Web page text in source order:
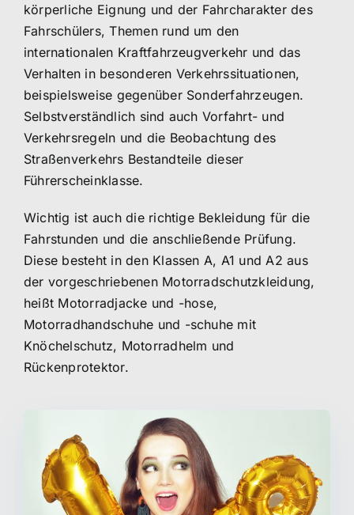
körperliche Eignung und der Fahrcharakter des
Fahrschülers, Themen rund um den
internationalen Kraftfahrzeugverkehr und das
Verhalten in besonderen Verkehrssituationen,
beispielsweise gegenüber Sonderfahrzeugen.
Selbstverständlich sind auch Vorfahrt- und
Verkehrsregeln und die Beobachtung des
Straßenverkehrs Bestandteile dieser
Führerscheinklasse.
Wichtig ist auch die richtige Bekleidung für die
Fahrstunden und die anschließende Prüfung.
Diese besteht in den Klassen A, A1 und A2 aus
der vorgeschriebenen Motorradschutzkleidung,
heißt Motorradjacke und -hose,
Motorradhandschuhe und -schuhe mit
Knöchelschutz, Motorradhelm und
Rückenprotektor.